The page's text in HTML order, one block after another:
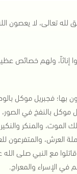
لله تعالى، لا يعصون
إناثاً، ولهم خصائص
فجبريل موكل
موكل بالنفخ في الصور،
الموت، والمنكر
العرش، والمتفرعون
مع النبي صلى
في الإسراء والمعراج.